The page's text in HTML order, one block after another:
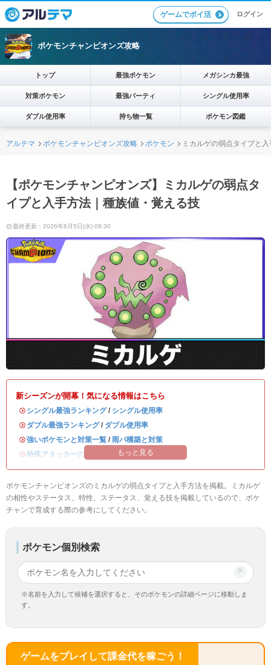
ゲームでポイ活 ログイン
ポケモンチャンピオンズ攻略
トップ 最強ポケモン メガシンカ最強
対策ポケモン 最強パーティ シングル使用率
ダブル使用率 持ち物一覧 ポケモン図鑑
アルテマ ポケモンチャンピオンズ攻略 ポケモン ミカルゲの弱点タイプと
【ポケモンチャンピオンズ】ミカルゲの弱点タ
イプと入手方法｜種族値・覚える技
最終更新：2026年8月5日(水) 09:30
新シーズンが開幕！気になる情報はこちら
・ シングル最強ランキング/ シングル使用率
・ ダブル最強ランキング/ ダブル使用率
・強いポケモンと対策一覧 / 雨パ構築と対策
・特殊アタッカーのおすすめランキング
もっと見る
ポケモンチャンピオンズのミカルゲの弱点タイプと入手方法を掲載。ミカルゲ
の相性やステータス、特性、ステータス、覚える技を掲載しているので、ポケ
チャンで育成する際の参考にしてください。
ポケモン個別検索
×
※名前を入力して候補を選択すると、そのポケモンの詳細ページに移動しま
す。
ゲームをプレイして課金代を稼ごう！